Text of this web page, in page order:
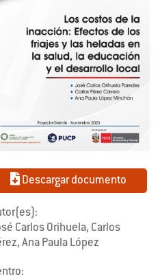
Descargar documento
Carlos Orihuela, Carlos
Ana Paula López